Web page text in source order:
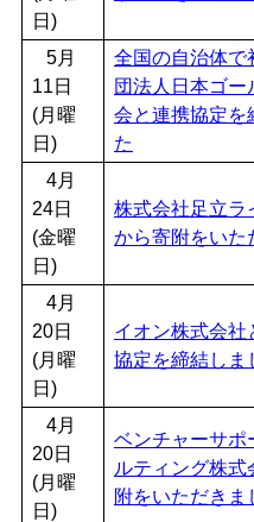
日)
5月
11日
(月曜
日)
全国の自治体で
団法人日本ゴー
会と連携協定を
た
4月
24日
(金曜
日)
株式会社足立ラ
から寄附をいた
4月
20日
(月曜
日)
イオン株式会社
協定を締結しま
4月
20日
(月曜
日)
ベンチャーサポ
ルティング株式
附をいただきま